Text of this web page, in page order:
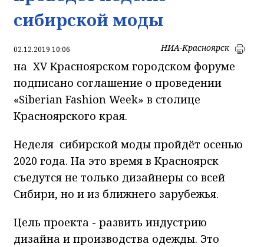
сибирской моды
02.12.2019 10:06 НИА-Красноярск
на XV Красноярском городском форуме
подписано соглашение о проведении
«Siberian Fashion Week» в столице
Красноярского края.
Неделя сибирской моды пройдёт осенью
2020 года. На это время в Красноярск
съедутся не только дизайнеры со всей
Сибири, но и из ближнего зарубежья.
Цель проекта - развить индустрию
дизайна и производства одежды. Это